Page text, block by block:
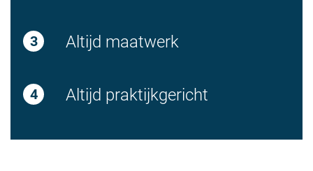
Altijd maatwerk
Altijd praktijkgericht